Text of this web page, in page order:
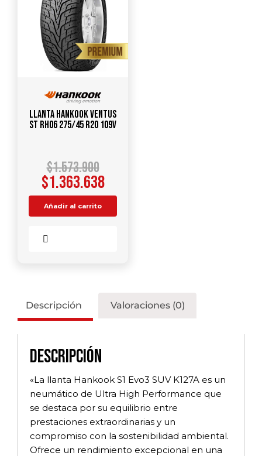
Llanta HANKOOK Ventus
ST RH06 275/45 R20 109V
$1.573.900
$1.363.638
Añadir al carrito
Descripción Valoraciones (0)
Descripción
«La llanta Hankook S1 Evo3 SUV K127A es un
neumático de Ultra High Performance que
se destaca por su equilibrio entre
prestaciones extraordinarias y un
compromiso con la sostenibilidad ambiental.
Ofrece un rendimiento excepcional en una